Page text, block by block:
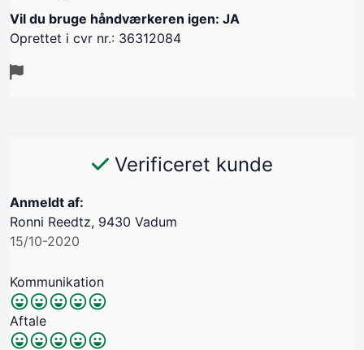
Vil du bruge håndværkeren igen: JA
Oprettet i cvr nr.: 36312084
Verificeret kunde
Anmeldt af:
Ronni Reedtz, 9430 Vadum
15/10-2020
Kommunikation
Aftale